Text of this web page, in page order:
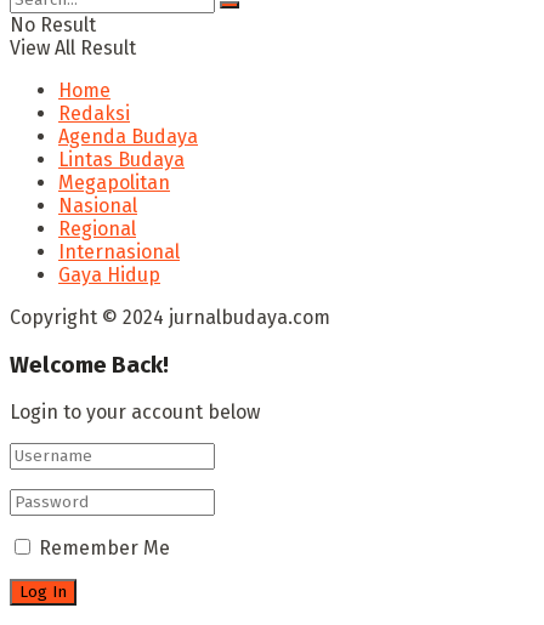
No Result
View All Result
Home
Redaksi
Agenda Budaya
Lintas Budaya
Megapolitan
Nasional
Regional
Internasional
Gaya Hidup
Copyright © 2024 jurnalbudaya.com
Welcome Back!
Login to your account below
Remember Me